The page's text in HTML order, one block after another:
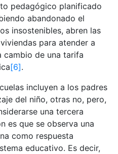
pedagógico planificado
abandonado el
insostenibles, abren las
para atender a
cambio de una tarifa
[6].
incluyen a los padres
del niño, otras no, pero,
una tercera
es que se observa una
como respuesta
educativo. Es decir,